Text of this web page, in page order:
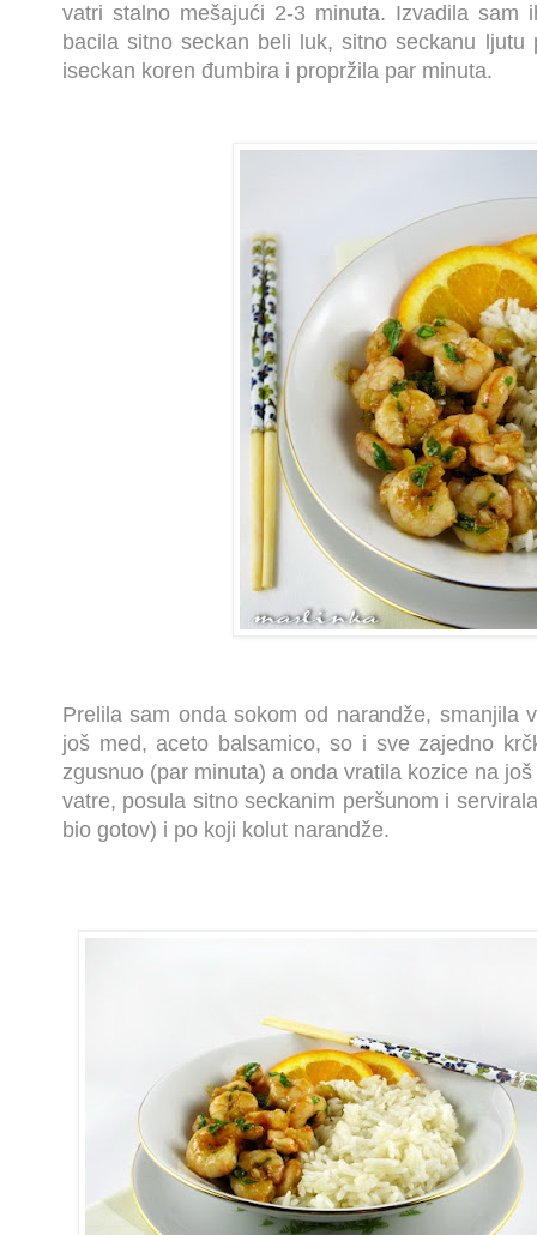
vatri stalno mešajući 2-3 minuta. Izvadila
bacila sitno seckan beli luk, sitno seckanu
iseckan koren đumbira i propržila par minuta.
Prelila sam onda sokom od narandže, smanjila
još med, aceto balsamico, so i sve zajedno
zgusnuo (par minuta) a onda vratila kozice na
vatre, posula sitno seckanim peršunom i
bio gotov) i po koji kolut narandže.